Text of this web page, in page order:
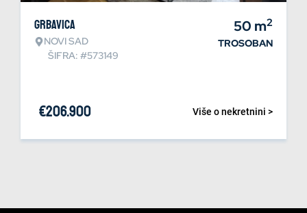
Grbavica
NOVI SAD
ŠIFRA: #573149
50 m2
TROSOBAN
Više o nekretnini >
€206.900